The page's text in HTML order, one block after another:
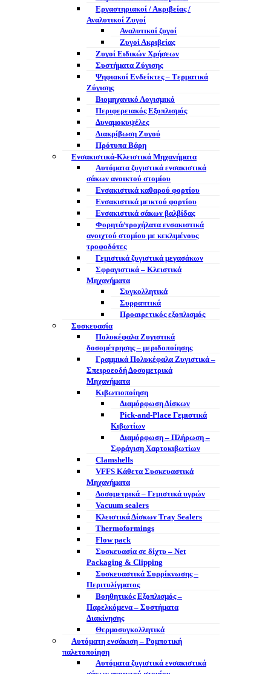
Εργαστηριακοί / Ακριβείας /
Αναλυτικοί Ζυγοί
Αναλυτικοί ζυγοί
Ζυγοί Ακριβείας
Ζυγοί Ειδικών Χρήσεων
Συστήματα Ζύγισης
Ψηφιακοί Ενδείκτες – Tερματικά
Ζύγισης
Βιομηχανικό Λογισμικό
Περιφερειακός Εξοπλισμός
Δυναμοκυψέλες
Διακρίβωση Ζυγού
Πρότυπα Βάρη
Ενσακιστικά-Κλειστικά Μηχανήματα
Αυτόματα ζυγιστικά ενσακιστικά
σάκων ανοικτού στομίου
Ενσακιστικά καθαρού φορτίου
Ενσακιστικά μεικτού φορτίου
Eνσακιστικά σάκων βαλβίδας
Φορητά/τροχήλατα ενσακιστικά
ανοιχτού στομίου με κεκλιμένους
τροφοδότες
Γεμιστικά ζυγιστικά μεγασάκων
Σφραγιστικά – Κλειστικά
Μηχανήματα
Συγκολλητικά
Συρραπτικά
Προαιρετικός εξοπλισμός
Συσκευασία
Πολυκέφαλα Ζυγιστικά
δοσομέτρησης – μεριδοποίησης
Γραμμικά Πολυκέφαλα Ζυγιστικά –
Σπειροεοδή Δοσομετρικά
Μηχανήματα
Κιβωτιοποίηση
Διαμόρφωση Δίσκων
Pick-and-Place Γεμιστικά
Κιβωτίων
Διαμόρφωση – Πλήρωση –
Σφράγιση Χαρτοκιβωτίων
Clamshells
VFFS Κάθετα Συσκευαστικά
Μηχανήματα
Δοσομετρικά – Γεμιστικά υγρών
Vacuum sealers
Κλειστικά Δίσκων Tray Sealers
Thermoformings
Flow pack
Συσκευασία σε δίχτυ – Net
Packaging & Clipping
Συσκευαστικά Συρρίκνωσης –
Περιτυλίγματος
Βοηθητικός Εξοπλισμός –
Παρελκόμενα – Συστήματα
Διακίνησης
Θερμοσυγκολλητικά
Αυτόματη ενσάκιση – Ρομποτική
παλετοποίηση
Αυτόματα ζυγιστικά ενσακιστικά